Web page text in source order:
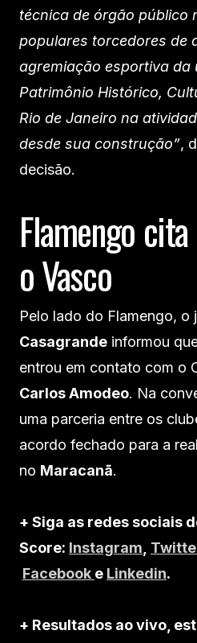
técnica de órgão público
populares torcedores de
agremiação esportiva da
Patrimônio Histórico,
Rio de Janeiro na
desde sua construção”,
decisão.
Flamengo
o Vasco
Pelo lado do Flamengo, o
Casagrande informou
entrou em contato com o
Carlos Amodeo. Na
uma parceria entre os
acordo fechado para a
no Maracanã.
+ Siga as redes sociais
Score: Instagram
Facebook e Linkedin.
+ Resultados ao vivo,